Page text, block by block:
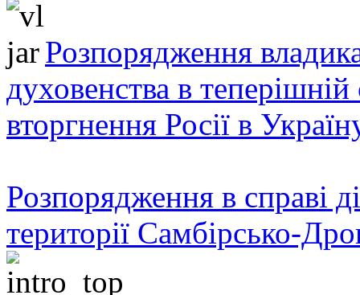
Розпорядження
духовенства в теперішній
вторгнення Росії в
Розпорядження в справі
території Самбірсько-